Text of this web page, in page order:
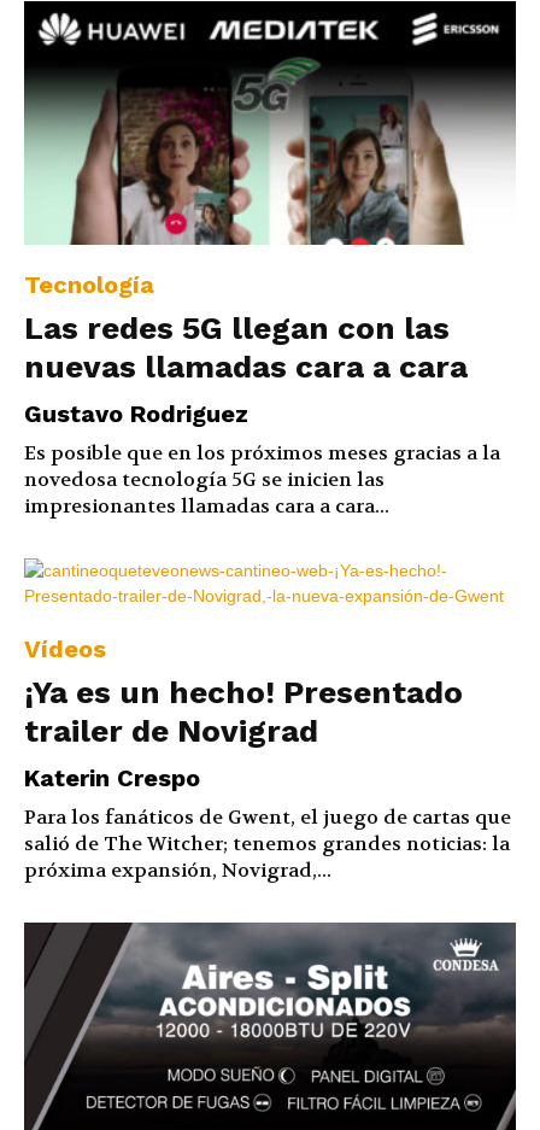
Tecnología
Las redes 5G llegan con las
nuevas llamadas cara a cara
Gustavo Rodriguez
Es posible que en los próximos meses gracias a la
novedosa tecnología 5G se inicien las
impresionantes llamadas cara a cara...
Vídeos
¡Ya es un hecho! Presentado
trailer de Novigrad
Katerin Crespo
Para los fanáticos de Gwent, el juego de cartas que
salió de The Witcher; tenemos grandes noticias: la
próxima expansión, Novigrad,...